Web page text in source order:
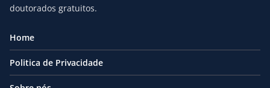
doutorados gratuitos.
Home
Politica de Privacidade